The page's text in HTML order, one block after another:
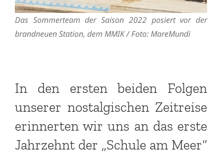
Das Sommerteam der Saison 2022 posiert vor der
brandneuen Station, dem MMIK / Foto: MareMundi
In den ersten beiden Folgen
unserer nostalgischen Zeitreise
erinnerten wir uns an das erste
Jahrzehnt der „Schule am Meer“